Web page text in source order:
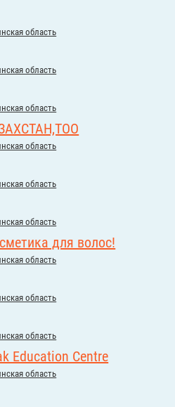
область
область
область
область
область
область
для волос!
область
область
область
Education Centre
область